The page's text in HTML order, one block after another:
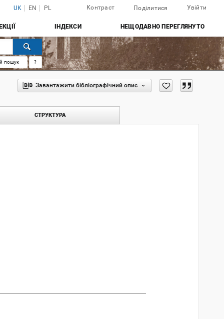
UK EN PL Контраст Поділитися Увійти
ІНДЕКСИ НЕЩОДАВНО ПЕРЕГЛЯНУТО
пошук ?
Завантажити бібліографічний опис
СТРУКТУРА